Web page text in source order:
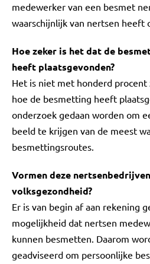
medewerker van een besmet
waarschijnlijk van nertsen heeft
Hoe zeker is het dat de
heeft plaatsgevonden?
Het is niet met honderd
hoe de besmetting heeft
onderzoek gedaan worden om
beeld te krijgen van de meest
besmettingsroutes.
Vormen deze
volksgezondheid?
Er is van begin af aan rekening
mogelijkheid dat nertsen
kunnen besmetten. Daarom
geadviseerd om persoonlijke